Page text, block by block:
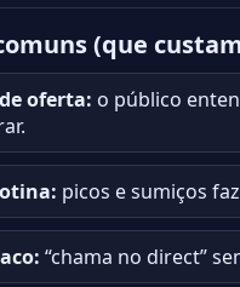
(que
oferta: o público
picos e sumiços
“chama no direct”